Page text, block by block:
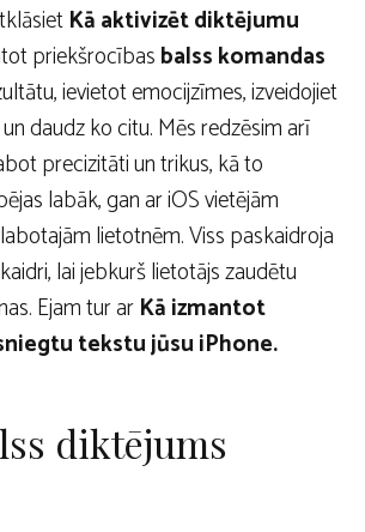
Kā aktivizēt diktējumu
priekšrocībasbalss komandas
ievietot emocijzīmes, izveidojiet
daudz ko citu. Mēs redzēsim arī
precizitāti un trikus, kā to
labāk, gan ar iOS vietējām
lietotnēm. Viss paskaidroja
lai jebkurš lietotājs zaudētu
Ejam tur arKā izmantot
tekstu jūsu iPhone.
diktējums